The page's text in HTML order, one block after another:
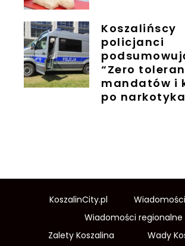
Koszalińscy
policjanci
“Zero
mandatów i
po
KoszalinCity.pl
Wiadomości regionalne
Zalety Koszalina
Wady